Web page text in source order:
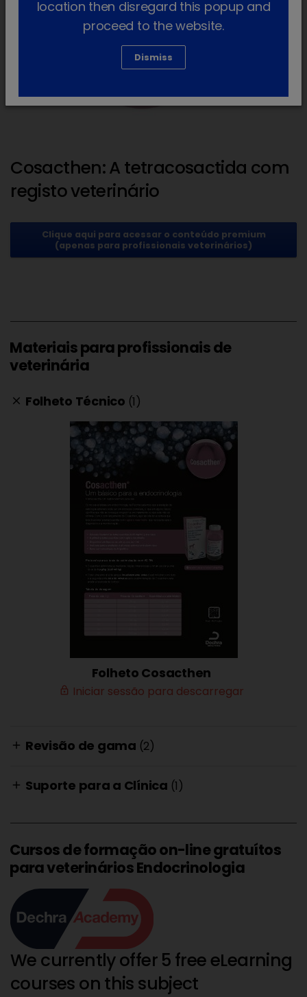
Cosacthen: A tetracosactida com
registo veterinário
Clique aqui para acessar o conteúdo premium
(apenas para profissionais veterinários)
Materiais para profissionais de
veterinária
clear Folheto Técnico (1)
Folheto Cosacthen
lock_outline Iniciar sessão para descarregar
add Revisão de gama (2)
add Suporte para a Clínica (1)
Cursos de formação on-line gratuítos
para veterinários Endocrinologia
We currently offer 5 free eLearning
courses on this subject
location then disregard this popup and
proceed to the website.
Dismiss